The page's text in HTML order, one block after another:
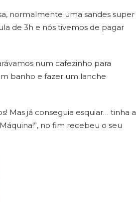
normalmente uma sandes super
de 3h e nós tivemos de pagar
num cafezinho para
banho e fazer um lanche
Mas já conseguia esquiar… tinha a
no fim recebeu o seu